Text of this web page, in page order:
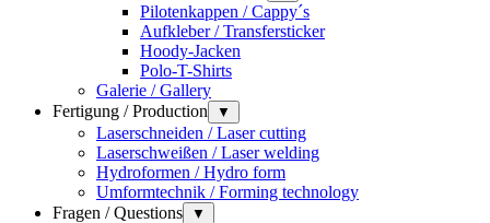
Pilotenkappen / Cappy´s
Aufkleber / Transfersticker
Hoody-Jacken
Polo-T-Shirts
Galerie / Gallery
Fertigung / Production
▼
Laserschneiden / Laser cutting
Laserschweißen / Laser welding
Hydroformen / Hydro form
Umformtechnik / Forming technology
Fragen / Questions
▼